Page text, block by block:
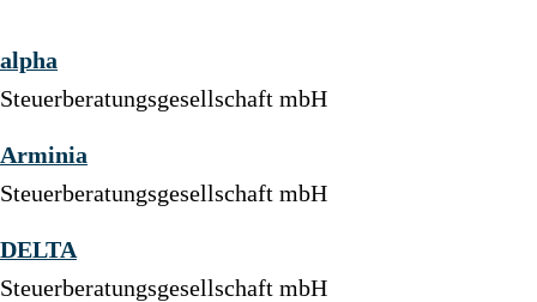
alpha
Steuerberatungsgesellschaft mbH
Arminia
Steuerberatungsgesellschaft mbH
DELTA
Steuerberatungsgesellschaft mbH